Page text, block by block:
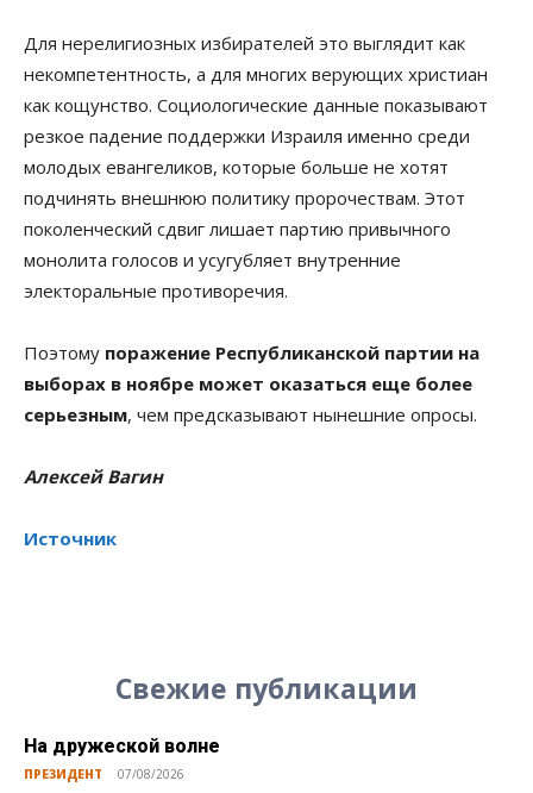
Для нерелигиозных избирателей это выглядит как
некомпетентность, а для многих верующих христиан
как кощунство. Социологические данные показывают
резкое падение поддержки Израиля именно среди
молодых евангеликов, которые больше не хотят
подчинять внешнюю политику пророчествам. Этот
поколенческий сдвиг лишает партию привычного
монолита голосов и усугубляет внутренние
электоральные противоречия.
Поэтому поражение Республиканской партии на
выборах в ноябре может оказаться еще более
серьезным, чем предсказывают нынешние опросы.
Алексей Вагин
Источник
Свежие публикации
На дружеской волне
ПРЕЗИДЕНТ 07/08/2026